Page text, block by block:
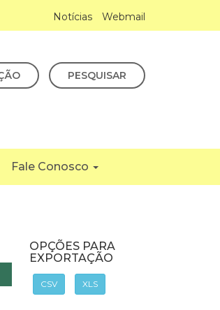
Notícias Webmail
PESQUISAR
Fale Conosco
OPÇÕES PARA
EXPORTAÇÃO
CSV
XLS